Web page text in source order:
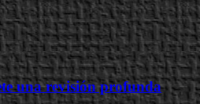
una revisión profunda